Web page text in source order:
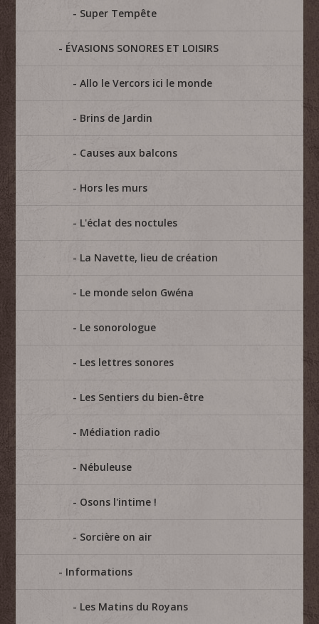
Super Tempête
ÉVASIONS SONORES ET LOISIRS
Allo le Vercors ici le monde
Brins de Jardin
Causes aux balcons
Hors les murs
L'éclat des noctules
La Navette, lieu de création
Le monde selon Gwéna
Le sonorologue
Les lettres sonores
Les Sentiers du bien-être
Médiation radio
Nébuleuse
Osons l'intime !
Sorcière on air
Informations
Les Matins du Royans